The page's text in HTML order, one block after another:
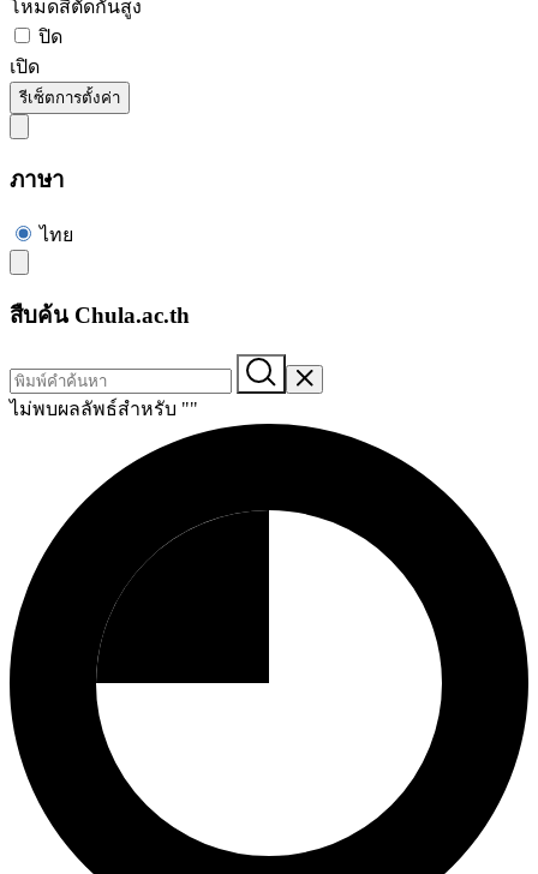
โหมดสีตัดกันสูง
ปิด
เปิด
รีเซ็ตการตั้งค่า
ภาษา
ไทย
สืบค้น Chula.ac.th
ไม่พบผลลัพธ์สำหรับ ""